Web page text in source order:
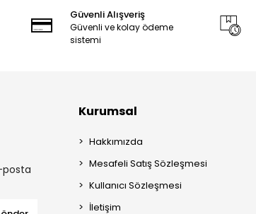
Güvenli Alışveriş
Güvenli ve kolay ödeme
sistemi
posta
Kurumsal
Hakkımızda
Mesafeli Satış Sözleşmesi
Kullanıcı Sözleşmesi
İletişim